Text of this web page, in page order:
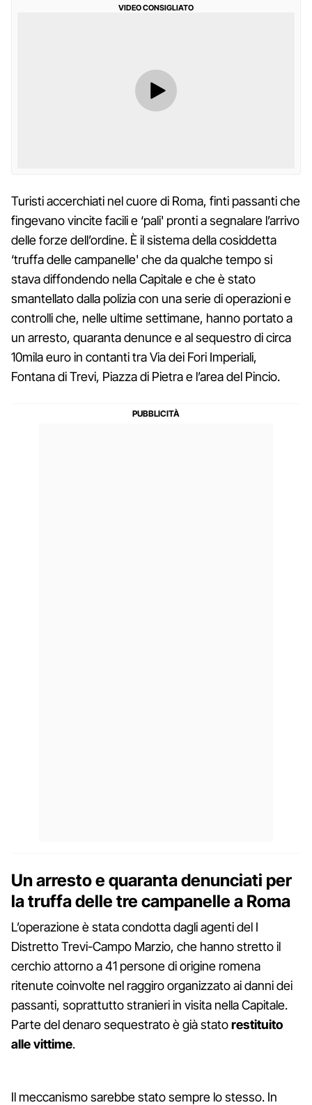
VIDEO CONSIGLIATO
Turisti accerchiati nel cuore di Roma, finti passanti che
fingevano vincite facili e ‘pali' pronti a segnalare l’arrivo
delle forze dell’ordine. È il sistema della cosiddetta
‘truffa delle campanelle' che da qualche tempo si
stava diffondendo nella Capitale e che è stato
smantellato dalla polizia con una serie di operazioni e
controlli che, nelle ultime settimane, hanno portato a
un arresto, quaranta denunce e al sequestro di circa
10mila euro in contanti tra Via dei Fori Imperiali,
Fontana di Trevi, Piazza di Pietra e l’area del Pincio.
Un arresto e quaranta denunciati per
la truffa delle tre campanelle a Roma
L’operazione è stata condotta dagli agenti del I
Distretto Trevi-Campo Marzio, che hanno stretto il
cerchio attorno a 41 persone di origine romena
ritenute coinvolte nel raggiro organizzato ai danni dei
passanti, soprattutto stranieri in visita nella Capitale.
Parte del denaro sequestrato è già statorestituito
alle vittime.
Il meccanismo sarebbe stato sempre lo stesso. In